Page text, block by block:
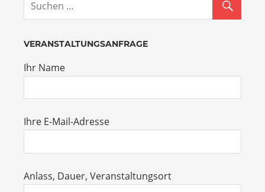
VERANSTALTUNGSANFRAGE
Ihr Name
Ihre E-Mail-Adresse
Anlass, Dauer, Veranstaltungsort